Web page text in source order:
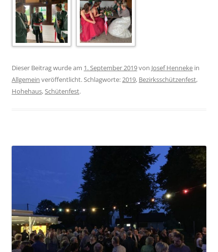
Dieser Beitrag wurde am 1. September 2019von Josef Henneke in
Allgemein veröffentlicht. Schlagworte:2019, Bezirksschützenfest,
Hohehaus,Schütenfest.